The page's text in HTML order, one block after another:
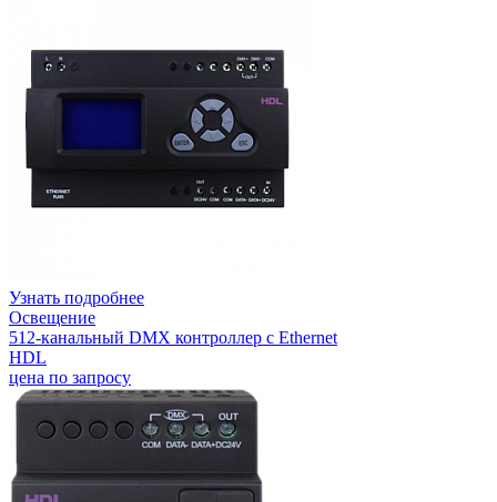
Узнать подробнее
Освещение
512-канальный DMX контроллер с Ethernet
HDL
цена по запросу